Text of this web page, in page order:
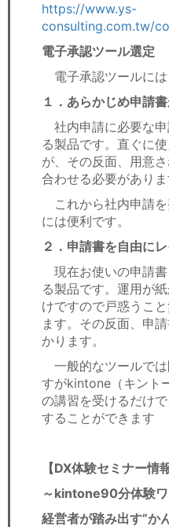
https://www.ys-
consulting.com.tw/
電子承認ツール選定
電子承認ツールには
１．あらかじめ申請
社内申請に必要な
る製品です。直ぐに
が、その反面、用意
合わせる必要がありま
これから社内申請
には便利です。
２．申請書を自由に
現在お使いの申請
る製品です。運用が
けですので戸惑うこ
ます。その反面、申
かります。
一般的なツールでは
すがkintone（キント
の講習を受けるだけ
することができます
【DX体験セミナー情
～kintone90分体験
経営者が踏み出す”か